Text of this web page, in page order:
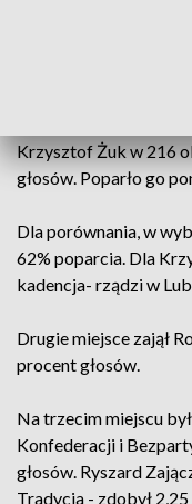
Krzysztof Żuk w 216
głosów. Poparło go
Dla porównania, w
62% poparcia. Dla
kadencja- rządzi w
Drugie miejsce zajął
procent głosów.
Na trzecim miejscu
Konfederacji i
głosów. Ryszard
Tradycja - zdobył